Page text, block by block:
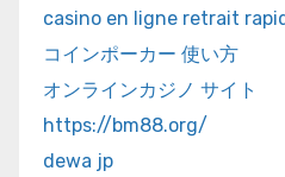
casino en ligne retrait
コインポーカー 使い方
オンラインカジノ サイト
https://bm88.org/
dewa jp